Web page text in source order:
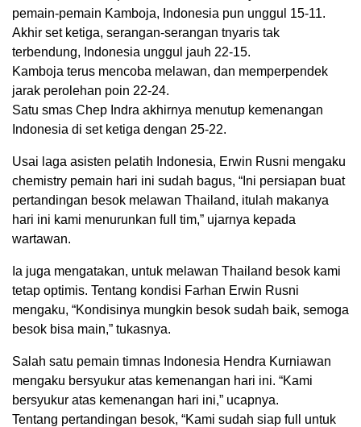
pemain-pemain Kamboja, Indonesia pun unggul 15-11.
Akhir set ketiga, serangan-serangan tnyaris tak
terbendung, Indonesia unggul jauh 22-15.
Kamboja terus mencoba melawan, dan memperpendek
jarak perolehan poin 22-24.
Satu smas Chep Indra akhirnya menutup kemenangan
Indonesia di set ketiga dengan 25-22.
Usai laga asisten pelatih Indonesia, Erwin Rusni mengaku
chemistry pemain hari ini sudah bagus, “Ini persiapan buat
pertandingan besok melawan Thailand, itulah makanya
hari ini kami menurunkan full tim,” ujarnya kepada
wartawan.
Ia juga mengatakan, untuk melawan Thailand besok kami
tetap optimis. Tentang kondisi Farhan Erwin Rusni
mengaku, “Kondisinya mungkin besok sudah baik, semoga
besok bisa main,” tukasnya.
Salah satu pemain timnas Indonesia Hendra Kurniawan
mengaku bersyukur atas kemenangan hari ini. “Kami
bersyukur atas kemenangan hari ini,” ucapnya.
Tentang pertandingan besok, “Kami sudah siap full untuk